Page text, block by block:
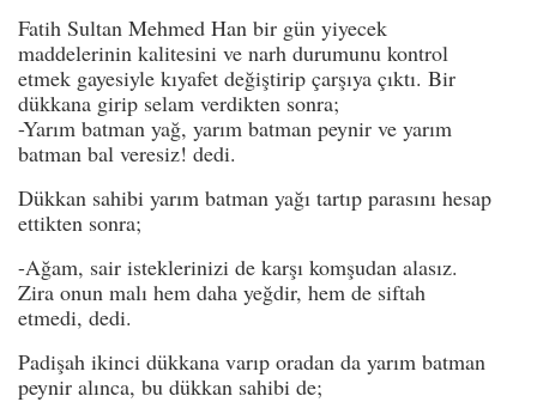
Fatih Sultan Mehmed Han bir gün yiyecek
maddelerinin kalitesini ve narh durumunu kontrol
etmek gayesiyle kıyafet değiştirip çarşıya çıktı. Bir
dükkana girip selam verdikten sonra;
-Yarım batman yağ, yarım batman peynir ve yarım
batman bal veresiz! dedi.
Dükkan sahibi yarım batman yağı tartıp parasını hesap
ettikten sonra;
-Ağam, sair isteklerinizi de karşı komşudan alasız.
Zira onun malı hem daha yeğdir, hem de siftah
etmedi, dedi.
Padişah ikinci dükkana varıp oradan da yarım batman
peynir alınca, bu dükkan sahibi de;